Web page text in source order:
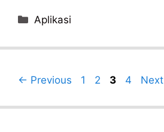
Categories
Aplikasi
Post
← Previous Page
1 Page
2 Page
3 Page
4 Next